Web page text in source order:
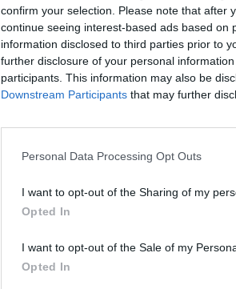
confirm your selection. Please note that after
continue seeing interest-based ads based
information disclosed to third parties prior to
further disclosure of your personal
participants. This information may also be
Downstream Participants that may further
Personal Data Processing Opt Outs
I want to opt-out of the Sharing of my
Opted In
I want to opt-out of the Sale of my
Opted In